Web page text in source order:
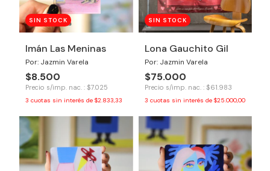
SIN STOCK
Imán Las Meninas
Por: Jazmin Varela
$8.500
Precio s/imp. nac. : $7.025
3 cuotas sin interés de $2.833,33
SIN STOCK
Lona Gauchito Gil
Por: Jazmin Varela
$75.000
Precio s/imp. nac. : $61.983
3 cuotas sin interés de $25.000,00